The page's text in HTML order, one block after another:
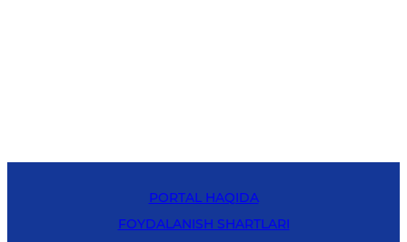
PORTAL HAQIDA
FOYDALANISH SHARTLARI